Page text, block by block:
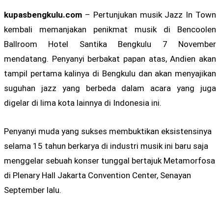
kupasbengkulu.com – Pertunjukan musik Jazz In Town
kembali memanjakan penikmat musik di Bencoolen
Ballroom Hotel Santika Bengkulu 7 November
mendatang. Penyanyi berbakat papan atas, Andien akan
tampil pertama kalinya di Bengkulu dan akan menyajikan
suguhan jazz yang berbeda dalam acara yang juga
digelar di lima kota lainnya di Indonesia ini.
Penyanyi muda yang sukses membuktikan eksistensinya
selama 15 tahun berkarya di industri musik ini baru saja
menggelar sebuah konser tunggal bertajuk Metamorfosa
di Plenary Hall Jakarta Convention Center, Senayan
September lalu.